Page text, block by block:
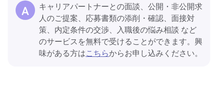
キャリアパートナーとの面談、公開・非公開求
人のご提案、応募書類の添削・確認、面接対
策、内定条件の交渉、入職後の悩み相談 など
のサービスを無料で受けることができます。興
味がある方はこちらからお申し込みください。